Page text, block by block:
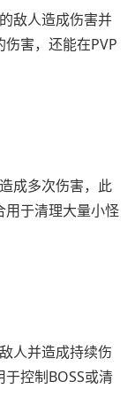
敌人造成伤害并
害，还能在PVP
成多次伤害，此
用于清理大量小怪
人并造成持续伤
控制BOSS或清